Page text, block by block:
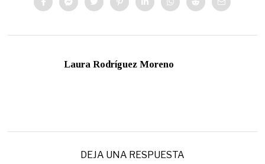
Laura Rodríguez Moreno
DEJA UNA RESPUESTA